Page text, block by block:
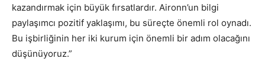
kazandırmak için büyük fırsatlardır. Aironn’un bilgi
paylaşımcı pozitif yaklaşımı, bu süreçte önemli rol oynadı.
Bu işbirliğinin her iki kurum için önemli bir adım olacağını
düşünüyoruz.”